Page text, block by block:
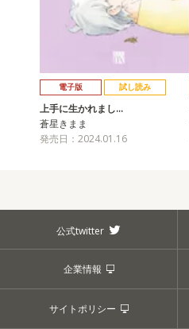
電子版 試し読み
上手に生かれまし…
蒼星きまま
発売日：2024.01.16
公式twitter
企業情報
サイトポリシー